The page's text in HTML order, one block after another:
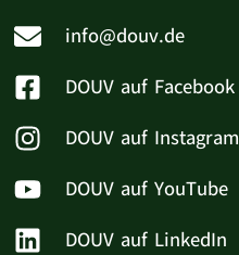
info@douv.de
DOUV auf Facebook
DOUV auf Instagram
DOUV auf YouTube
DOUV auf LinkedIn